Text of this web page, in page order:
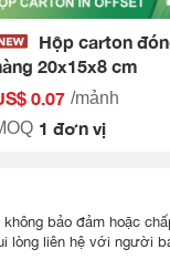
Hộp carton
20x15x8 cm
0.07 /mảnh
1 đơn vị
bảo đảm hoặc
lòng liên hệ với người